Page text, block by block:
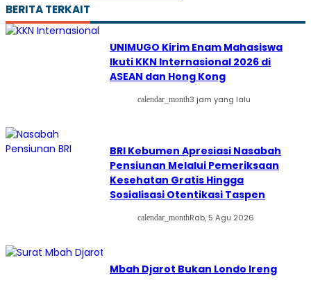
BERITA TERKAIT
UNIMUGO Kirim Enam Mahasiswa
Ikuti KKN Internasional 2026 di
ASEAN dan Hong Kong
calendar_month3 jam yang lalu
BRI Kebumen Apresiasi Nasabah
Pensiunan Melalui Pemeriksaan
Kesehatan Gratis Hingga
Sosialisasi Otentikasi Taspen
calendar_monthRab, 5 Agu 2026
Mbah Djarot Bukan Londo Ireng